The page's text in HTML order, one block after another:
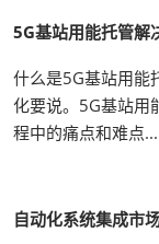
5G基站用能托管解
什么是5G基站用能
化要说。5G基站用
程中的痛点和难点
自动化系统集成市